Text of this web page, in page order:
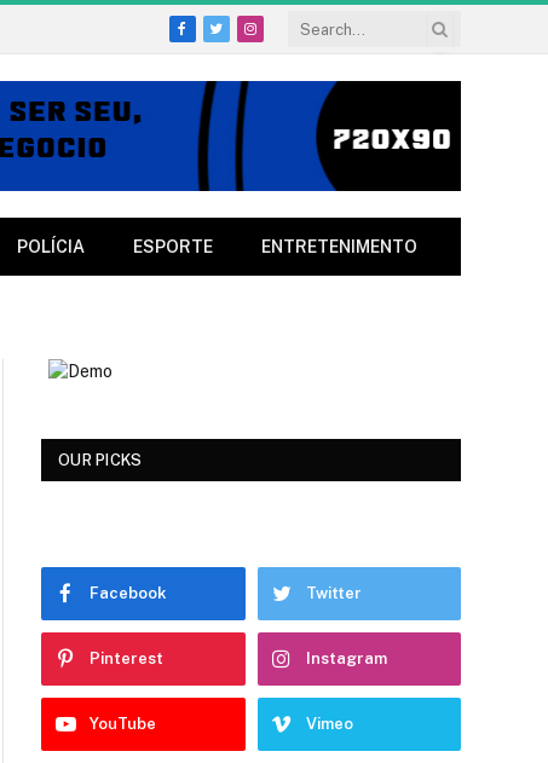
Facebook
TwitterInstagram
POLÍCIA ESPORTE ENTRETENIMENTO
OUR PICKS
Facebook Twitter
Pinterest Instagram
YouTube Vimeo